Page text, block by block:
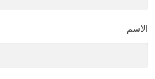
الاسم